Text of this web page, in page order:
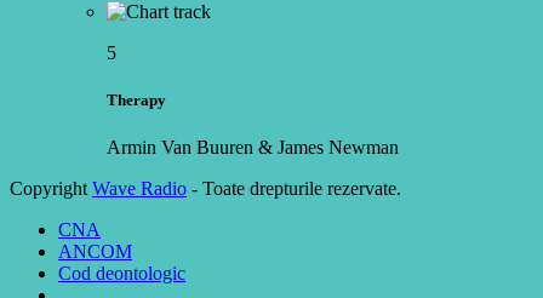
5
Therapy
Armin Van Buuren & James Newman
Copyright Wave Radio - Toate drepturile rezervate.
CNA
ANCOM
Cod deontologic